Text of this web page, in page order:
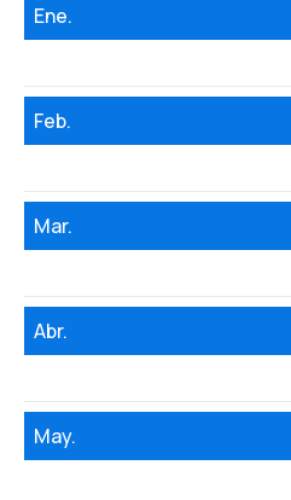
Ene.
Feb.
Mar.
Abr.
May.